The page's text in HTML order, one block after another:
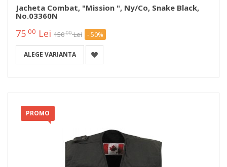
Jacheta Combat, "Mission ", Ny/Co, Snake Black,
No.03360N
75 00 Lei 15000 Lei - 50%
ALEGE VARIANTA
PROMO